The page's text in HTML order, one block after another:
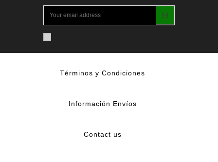
Términos y Condiciones
Información Envíos
Contact us